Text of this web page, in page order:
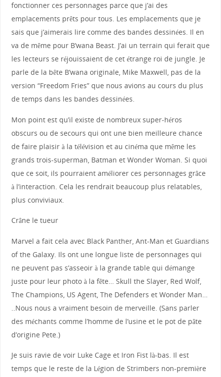
fonctionner ces personnages parce que j’ai des
emplacements prêts pour tous. Les emplacements que je
sais que j’aimerais lire comme des bandes dessinées. Il en
va de même pour B’wana Beast. J’ai un terrain qui ferait que
les lecteurs se réjouissaient de cet étrange roi de jungle. Je
parle de la bête B’wana originale, Mike Maxwell, pas de la
version “Freedom Fries” que nous avions au cours du plus
de temps dans les bandes dessinées.
Mon point est qu’il existe de nombreux super-héros
obscurs ou de secours qui ont une bien meilleure chance
de faire plaisir à la télévision et au cinéma que même les
grands trois-superman, Batman et Wonder Woman. Si quoi
que ce soit, ils pourraient améliorer ces personnages grâce
à l’interaction. Cela les rendrait beaucoup plus relatables,
plus conviviaux.
Crâne le tueur
Marvel a fait cela avec Black Panther, Ant-Man et Guardians
of the Galaxy. Ils ont une longue liste de personnages qui
ne peuvent pas s’asseoir à la grande table qui démange
juste pour leur photo à la fête… Skull the Slayer, Red Wolf,
The Champions, US Agent, The Defenders et Wonder Man…
..Nous nous a vraiment besoin de merveille. (Sans parler
des méchants comme l’homme de l’usine et le pot de pâte
d’origine Pete.)
Je suis ravie de voir Luke Cage et Iron Fist là-bas. Il est
temps que le reste de la Légion de Strimbers non-première